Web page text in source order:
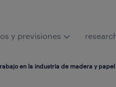
y previsiones
en la industria de madera y papel